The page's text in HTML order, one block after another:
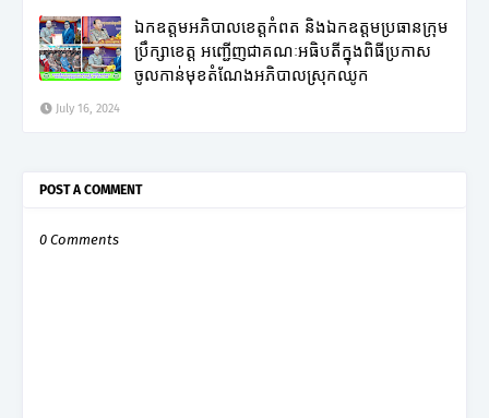
ឯកឧត្តមអភិបាលខេត្តកំពត និងឯកឧត្តមប្រធានក្រុម
ប្រឹក្សាខេត្ត អញ្ជើញជាគណៈអធិបតីក្នុងពិធីប្រកាស
ចូលកាន់មុខតំណែងអភិបាលស្រុកឈូក
July 16, 2024
POST A COMMENT
0 Comments